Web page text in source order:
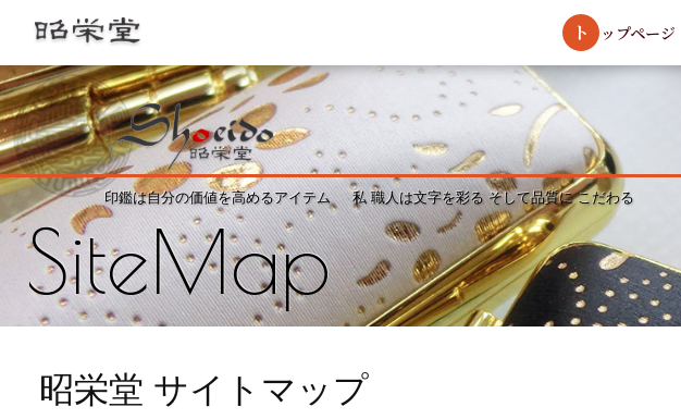
ト ップページ
印鑑は自分の価値を高めるアイテム私 職人は文字を彩る そして品質に こだわる
SiteMap
昭栄堂 サイトマップ